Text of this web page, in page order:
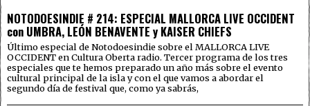
NOTODOESINDIE # 214: ESPECIAL MALLORCA LIVE OCCIDENT
con UMBRA, LEÓN BENAVENTE y KAISER CHIEFS
Último especial de Notodoesindie sobre el MALLORCA LIVE
OCCIDENT en Cultura Oberta radio. Tercer programa de los tres
especiales que te hemos preparado un año más sobre el evento
cultural principal de la isla y con el que vamos a abordar el
segundo día de festival que, como ya sabrás,